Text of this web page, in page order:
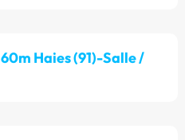
60m Haies (91)-Salle /